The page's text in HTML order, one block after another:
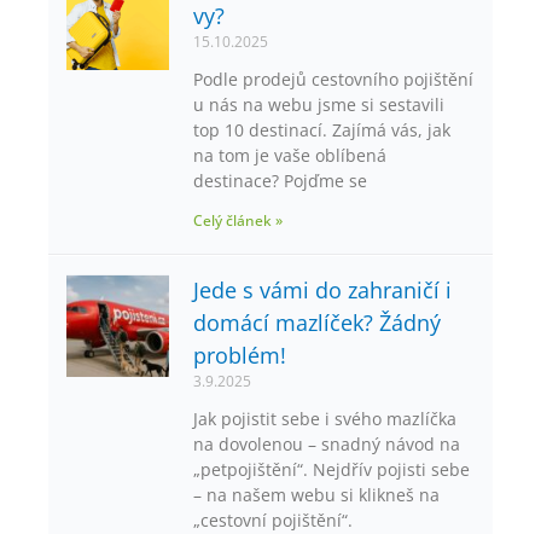
vy?
15.10.2025
Podle prodejů cestovního pojištění
u nás na webu jsme si sestavili
top 10 destinací. Zajímá vás, jak
na tom je vaše oblíbená
destinace? Pojďme se
Celý článek »
Jede s vámi do zahraničí i
domácí mazlíček? Žádný
problém!
3.9.2025
Jak pojistit sebe i svého mazlíčka
na dovolenou – snadný návod na
„petpojištění“. Nejdřív pojisti sebe
– na našem webu si klikneš na
„cestovní pojištění“.